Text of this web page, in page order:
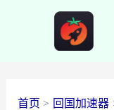
首页 回国加速器